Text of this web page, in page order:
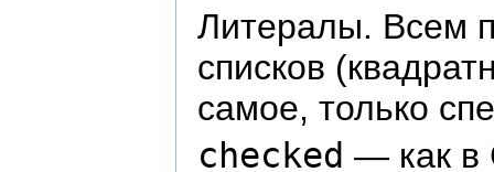
Литералы. Всем
списков
самое, только
checked — как в